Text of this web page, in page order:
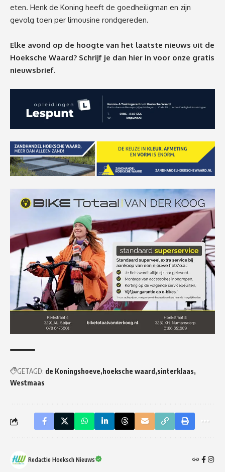
eten. Henk de Koning heeft de goedheiligman en zijn
gevolg toen per limousine rondgereden.
Elke avond op de hoogte van het laatste nieuws uit de
Hoeksche Waard? Schrijf je dan hier in voor onze gratis
nieuwsbrief.
GETAGD: de Koningshoeve hoeksche waard sinterklaas
Westmaas
Redactie Hoeksch Nieuws